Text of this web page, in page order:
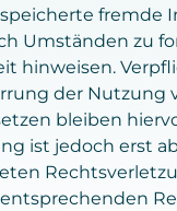
fremde
Umständen zu
hinweisen.
der Nutzung
bleiben
ist jedoch erst